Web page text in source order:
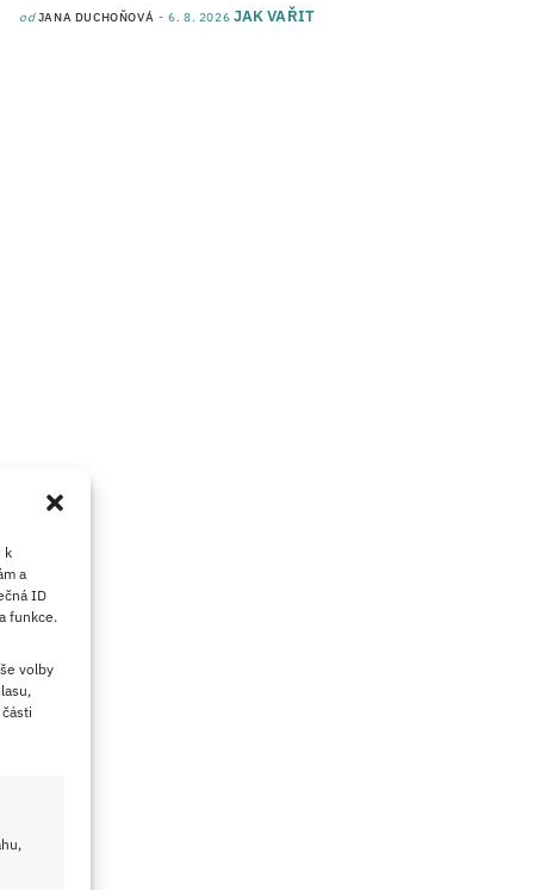
k
a
ID
funkce.
volby
odJANA DUCHOŇOVÁ 6. 8. 2026 JAK VAŘIT